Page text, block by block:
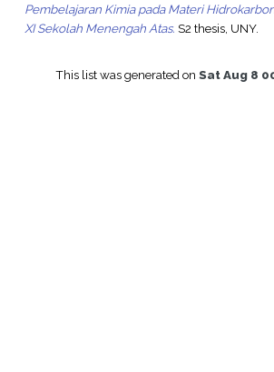
Pembelajaran Kimia pada Materi
XI Sekolah Menengah Atas. S2 thesis, UNY.
This list was generated onSat Aug 8